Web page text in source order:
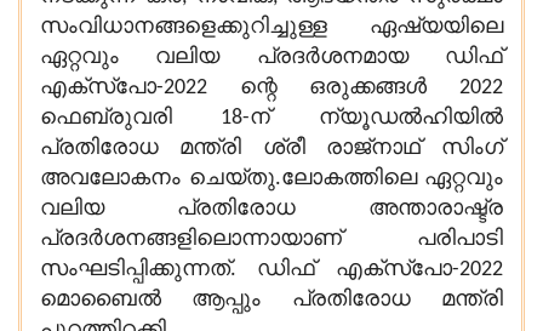
സംവിധാനങ്ങളെക്കുറിച്ചുള്ള ഏഷ്യയിലെ
ഏറ്റവും വലിയ പ്രദർശനമായ ഡിഫ്
എക്സ്പോ-2022 ന്റെ ഒരുക്കങ്ങൾ 2022
ഫെബ്രുവരി 18-ന് ന്യൂഡൽഹിയിൽ
പ്രതിരോധ മന്ത്രി ശ്രീ രാജ്‌നാഥ് സിംഗ്
അവലോകനം ചെയ്തു.ലോകത്തിലെ ഏറ്റവും
വലിയ പ്രതിരോധ അന്താരാഷ്ട്ര
പ്രദർശനങ്ങളിലൊന്നായാണ് പരിപാടി
സംഘടിപ്പിക്കുന്നത്. ഡിഫ് എക്സ്പോ-2022
മൊബൈൽ ആപ്പും പ്രതിരോധ മന്ത്രി